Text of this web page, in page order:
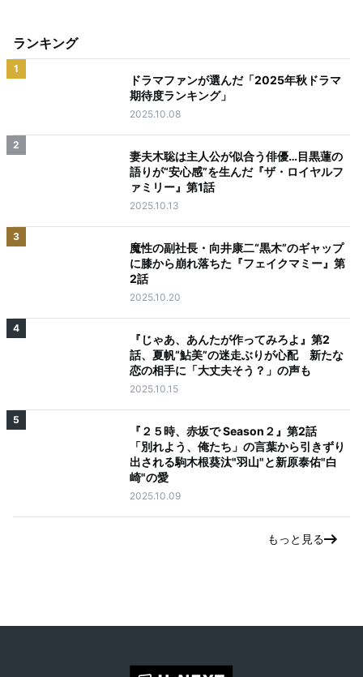
ランキング
1
ドラマファンが選んだ「2025年秋ドラマ
期待度ランキング」
2025.10.08
2
妻夫木聡は主人公が似合う俳優…目黒蓮の
語りが“安心感”を生んだ『ザ・ロイヤルフ
ァミリー』第1話
2025.10.13
3
魔性の副社長・向井康二“黒木”のギャップ
に膝から崩れ落ちた『フェイクマミー』第
2話
2025.10.20
4
『じゃあ、あんたが作ってみろよ』第2
話、夏帆“鮎美”の迷走ぶりが心配 新たな
恋の相手に「大丈夫そう？」の声も
2025.10.15
5
『２５時、赤坂で Season２』第2話
「別れよう、俺たち」の言葉から引きずり
出される駒木根葵汰"羽山"と新原泰佑"白
崎"の愛
2025.10.09
もっと見る